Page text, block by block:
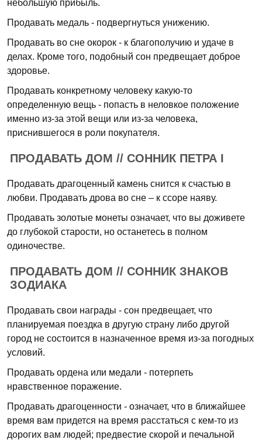
небольшую прибыль.
Продавать медаль - подвергнуться унижению.
Продавать во сне окорок - к благополучию и удаче в
делах. Кроме того, подобный сон предвещает доброе
здоровье.
Продавать конкретному человеку какую-то
определенную вещь - попасть в неловкое положение
именно из-за этой вещи или из-за человека,
приснившегося в роли покупателя.
ПРОДАВАТЬ ДОМ // СОННИК ПЕТРА I
Продавать драгоценный камень снится к счастью в
любви. Продавать дрова во сне – к ссоре наяву.
Продавать золотые монеты означает, что вы доживете
до глубокой старости, но останетесь в полном
одиночестве.
ПРОДАВАТЬ ДОМ // СОННИК ЗНАКОВ
ЗОДИАКА
Продавать свои награды - сон предвещает, что
планируемая поездка в другую страну либо другой
город не состоится в назначенное время из-за погодных
условий.
Продавать ордена или медали - потерпеть
нравственное поражение.
Продавать драгоценности - означает, что в ближайшее
время вам придется на время расстаться с кем-то из
дорогих вам людей; предвестие скорой и печальной